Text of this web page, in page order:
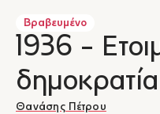
Βραβευμένο
1936 -
δημοκρατία
Θανάσης Πέτρου